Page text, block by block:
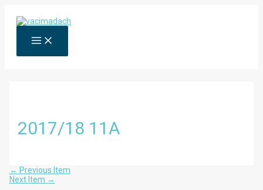
content
MAIN
MENU
2017/18 11A
Bejegyzés
navigáció
← Previous Item
Next Item →